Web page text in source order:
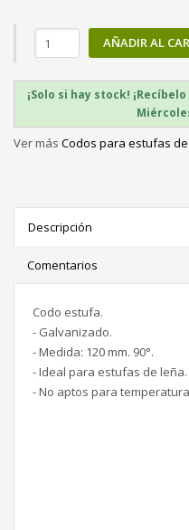
AÑADIR AL
¡Solo si hay stock!
Ver más Codos para estufas
Descripción
Comentarios
Codo estufa.
- Galvanizado.
- Medida: 120 mm. 90°.
- Ideal para estufas de leña.
- No aptos para